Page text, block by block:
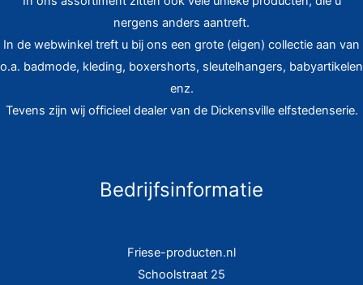
nergens anders aantreft.
In de webwinkel treft u bij ons een grote (eigen) collectie aan van
o.a. badmode, kleding, boxershorts, sleutelhangers, babyartikelen
enz.
Tevens zijn wij officieel dealer van de Dickensville elfstedenserie.
Bedrijfsinformatie
Friese-producten.nl
Schoolstraat 25